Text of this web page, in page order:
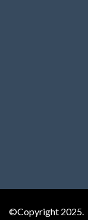
©Copyright 2025.